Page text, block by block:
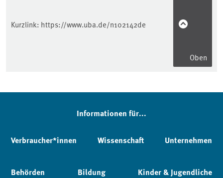
Kurzlink: https://www.uba.de/n102142de
Oben
Informationen für...
Verbraucher*innen Wissenschaft Unternehmen
Behörden Bildung Kinder & Jugendliche